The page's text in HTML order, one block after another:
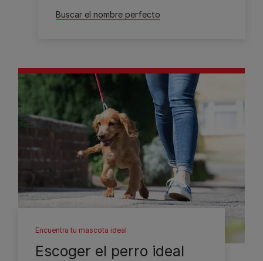
Buscar el nombre perfecto
Encuentra tu mascota ideal
Escoger el perro ideal